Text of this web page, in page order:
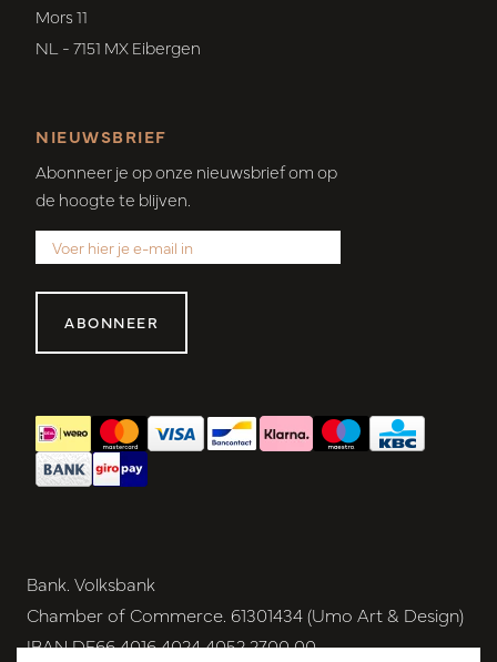
Mors 11
NL - 7151 MX Eibergen
NIEUWSBRIEF
Abonneer je op onze nieuwsbrief om op
de hoogte te blijven.
ABONNEER
Bank. Volksbank
Chamber of Commerce. 61301434 (Umo Art & Design)
IBAN DE66 4016 4024 4052 2700 00